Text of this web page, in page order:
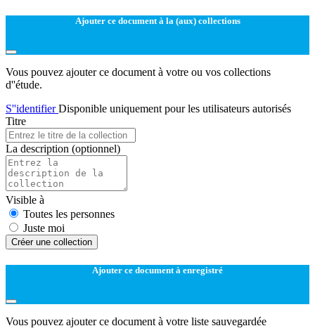
Ajouter ce document à la (aux) collections
Vous pouvez ajouter ce document à votre ou vos collections
d''étude.
S''identifierDisponible uniquement pour les utilisateurs autorisés
Titre
La description (optionnel)
Visible à
Toutes les personnes
Juste moi
Créer une collection
Ajouter ce document à enregistré
Vous pouvez ajouter ce document à votre liste sauvegardée